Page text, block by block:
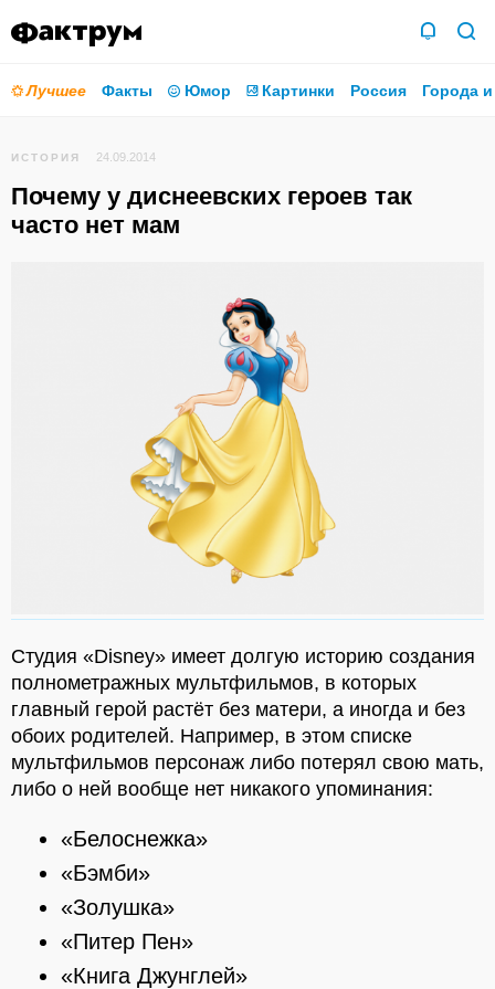
Лучшее Факты Юмор Картинки Россия Города
ИСТОРИЯ 24.09.2014
Почему у диснеевских героев так
часто нет мам
Студия «Disney» имеет долгую историю создания
полнометражных мультфильмов, в которых
главный герой растёт без матери, а иногда и без
обоих родителей. Например, в этом списке
мультфильмов персонаж либо потерял свою мать,
либо о ней вообще нет никакого упоминания:
«Белоснежка»
«Бэмби»
«Золушка»
«Питер Пен»
«Книга Джунглей»